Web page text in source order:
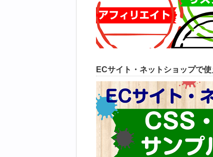
ECサイト・ネットショップで